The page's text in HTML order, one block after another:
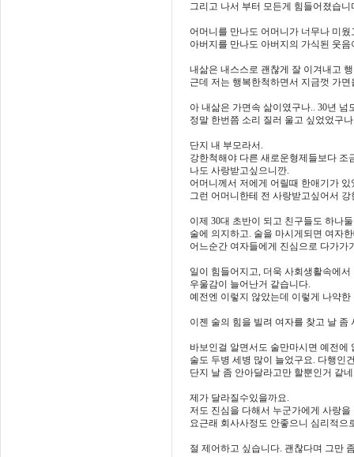
그리고 나서 부터 모든게 힘들어졌습니
어머니를 만나도 어머니가 너무나 미
아버지를 만나도 아버지의 가식된 웃
내삶은 내스스로 괜찮게 잘 이겨내고
근데 저는 행복한척하면서 지금껏 가
아 내삶은 가면속 삶이였구나.. 30년
정말 한번쯤 소리 질러 울고 싶었었구
단지 내 부모라서.
강한척해야 다른 새로운형제들보다 조
나도 사랑받고싶으니깐.
어머니께서 저에게 어릴때 한애기가
그런 어머니한테 전 사랑받고싶어서
이제 30대 초반이 되고 친구들도 하나
술에 의지하고. 술을 마시게되면 여자
어느순간 여자들에게 진심으로 다가가
일이 힘들어지고, 더욱 사회생활속에
우울감이 늘어난거 같습니다.
예전엔 이렇지 않았는데 이렇게 나약한
이젠 술의 힘을 빌려 여자를 찾고 날
바보인걸 알면서도 술만마시면 예전에
술도 두병 세병 많이 늘었구요. 다행인
단지 날 좀 안아달라고만 할뿐인거 같
제가 달라질수있을까요.
저도 진심을 다해서 누군가에게 사랑을
요근래 회사사정도 안좋으니 심리적으
절 제어하고 싶습니다. 괜찮다며 그만